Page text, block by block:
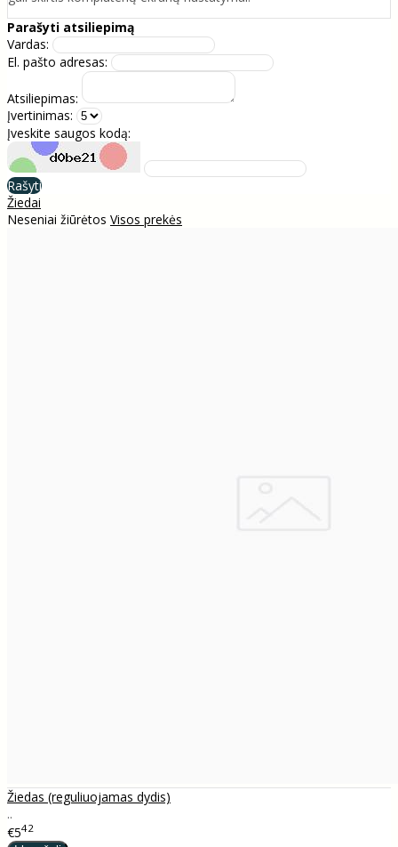
Parašyti atsiliepimą
Vardas:
El. pašto adresas:
Atsiliepimas:
Įvertinimas:
Įveskite saugos kodą:
Rašyti
Žiedai
Neseniai žiūrėtos Visos prekės
Žiedas (reguliuojamas dydis)
..
€542